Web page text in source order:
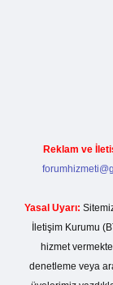
Reklam ve
Yasal Uyarı:
İletişim Kurumu
hizmet
denetleme veya